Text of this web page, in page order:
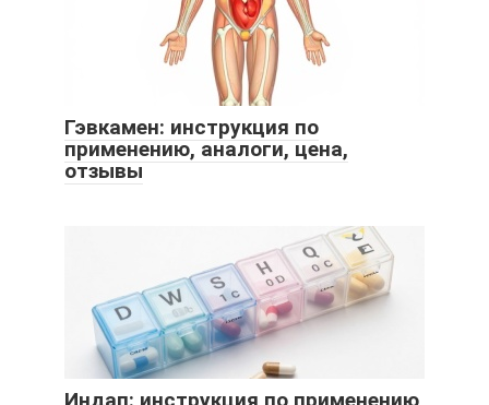
Гэвкамен: инструкция по
применению, аналоги, цена,
отзывы